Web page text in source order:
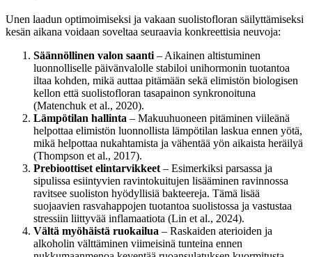
Unen laadun optimoimiseksi ja vakaan suolistofloran säilyttämiseksi
kesän aikana voidaan soveltaa seuraavia konkreettisia neuvoja:
Säännöllinen valon saanti – Aikainen altistuminen
luonnolliselle päivänvalolle stabiloi unihormonin tuotantoa
iltaa kohden, mikä auttaa pitämään sekä elimistön biologisen
kellon että suolistofloran tasapainon synkronoituna
(Matenchuk et al., 2020).
Lämpötilan hallinta – Makuuhuoneen pitäminen viileänä
helpottaa elimistön luonnollista lämpötilan laskua ennen yötä,
mikä helpottaa nukahtamista ja vähentää yön aikaista heräilyä
(Thompson et al., 2017).
Prebioottiset elintarvikkeet – Esimerkiksi parsassa ja
sipulissa esiintyvien ravintokuitujen lisääminen ravinnossa
ravitsee suoliston hyödyllisiä bakteereja. Tämä lisää
suojaavien rasvahappojen tuotantoa suolistossa ja vastustaa
stressiin liittyvää inflamaatiota (Lin et al., 2024).
Vältä myöhäistä ruokailua – Raskaiden aterioiden ja
alkoholin välttäminen viimeisinä tunteina ennen